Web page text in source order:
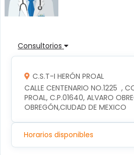
Consultorios
C.S.T-I HERÓN PROAL
CALLE CENTENARIO NO.1225  ,
PROAL, C.P.01640, ALVARO
OBREGÓN,CIUDAD DE MEXICO
Horarios disponibles